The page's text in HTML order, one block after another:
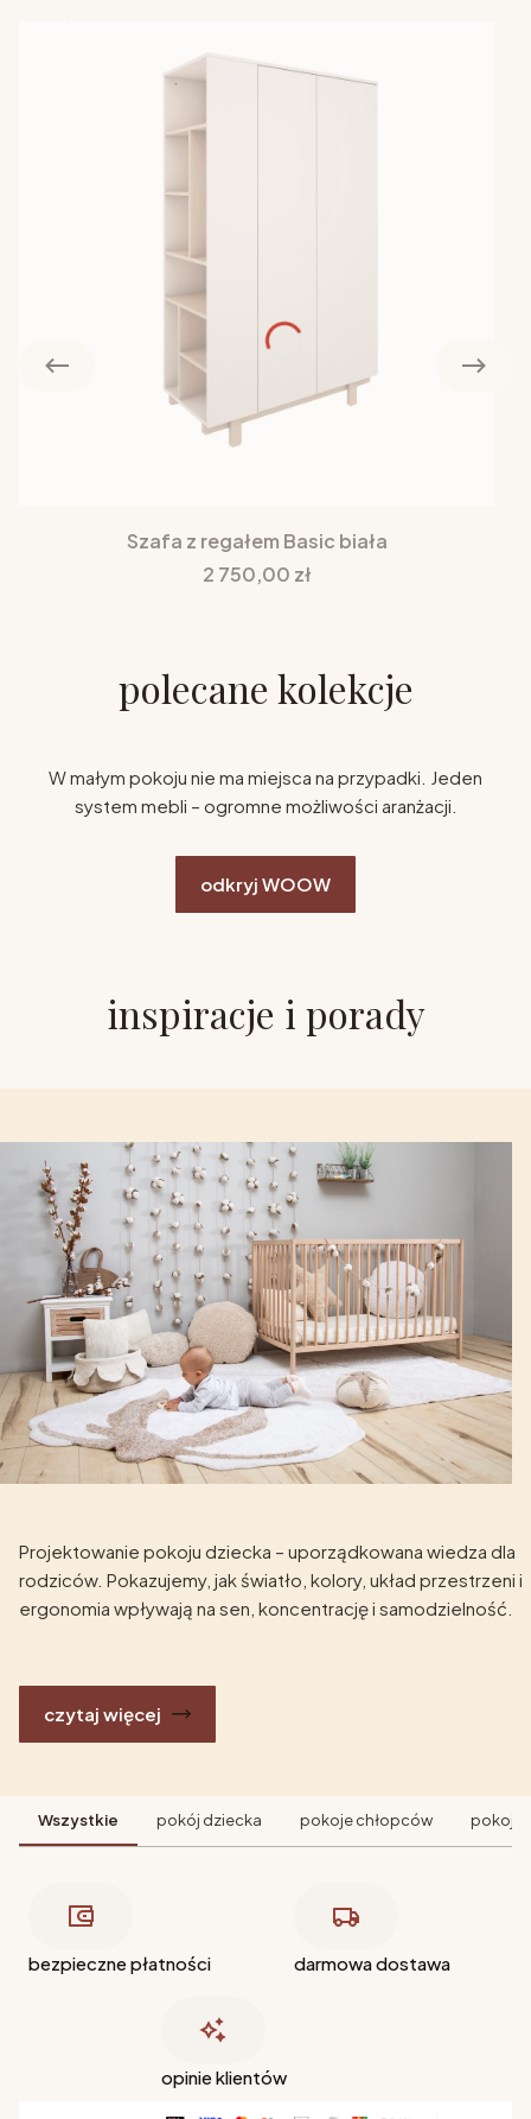
Szafa z regałem Basic biała
Cena
2 750,00 zł
polecane kolekcje
W małym pokoju nie ma miejsca na przypadki. Jeden
system mebli – ogromne możliwości aranżacji.
odkryj WOOW
inspiracje i porady
Projektowanie pokoju dziecka – uporządkowana wiedza dla
rodziców. Pokazujemy, jak światło, kolory, układ przestrzeni i
ergonomia wpływają na sen, koncentrację i samodzielność.
czytaj więcej
Wszystkie pokój dziecka pokoje chłopców pokoje
bezpieczne płatności darmowa dostawa
opinie klientów